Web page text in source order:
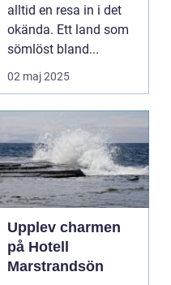
alltid en resa in i det
okända. Ett land som
sömlöst bland...
02 maj 2025
Upplev charmen
på Hotell
Marstrandsön